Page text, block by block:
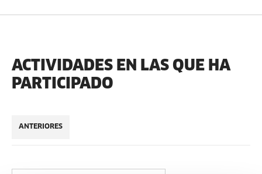
ACTIVIDADES EN LAS QUE HA
PARTICIPADO
ANTERIORES